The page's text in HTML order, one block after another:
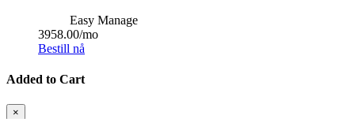
Easy Manage
3958.00/mo
Bestill nå
Added to Cart
×